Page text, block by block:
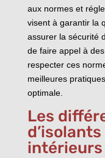
aux normes et
visent à garantir la
assurer la sécurité
de faire appel à
respecter ces
meilleures
optimale.
Les
intérieurs